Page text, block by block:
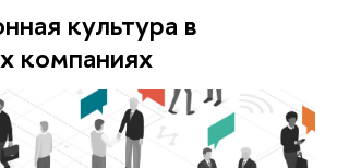
культура в
компаниях